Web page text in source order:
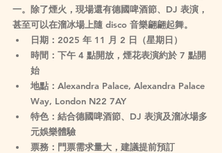
一。除了煙火，現場還有德國啤酒節、DJ 表演，
甚至可以在溜冰場上隨 disco 音樂翩翩起舞。
日期 ：2025 年 11 月 2 日（星期日）
時間 ：下午 4 點開放，煙花表演約於 7 點開
始
地點 ：Alexandra Palace, Alexandra Palace
Way, London N22 7AY
特色：結合德國啤酒節、DJ 表演及溜冰場多
元娛樂體驗
票務 ：門票需求量大，建議提前預訂